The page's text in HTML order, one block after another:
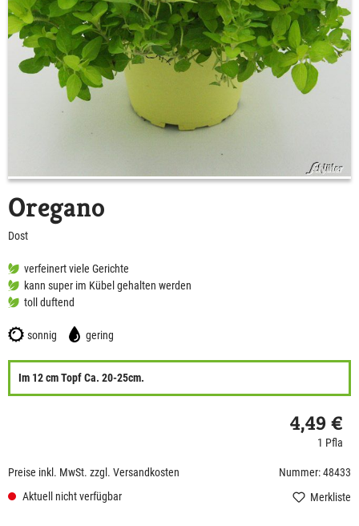
Oregano
Dost
verfeinert viele Gerichte
kann super im Kübel gehalten werden
toll duftend
sonnig gering
Im 12 cm Topf Ca. 20-25cm.
4,49 €
1 Pfla
Preise inkl. MwSt. zzgl. Versandkosten
Nummer: 48433
Aktuell nicht verfügbar
Merkliste